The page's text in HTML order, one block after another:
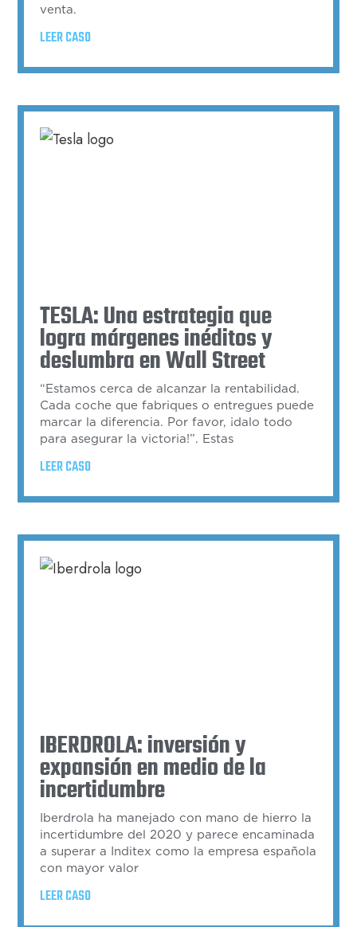
venta.
LEER CASO
TESLA: Una estrategia que
logra márgenes inéditos y
deslumbra en Wall Street
“Estamos cerca de alcanzar la rentabilidad.
Cada coche que fabriques o entregues puede
marcar la diferencia. Por favor, ¡dalo todo
para asegurar la victoria!”. Estas
LEER CASO
IBERDROLA: inversión y
expansión en medio de la
incertidumbre
Iberdrola ha manejado con mano de hierro la
incertidumbre del 2020 y parece encaminada
a superar a Inditex como la empresa española
con mayor valor
LEER CASO